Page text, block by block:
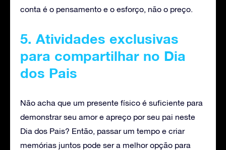
conta é o pensamento e o esforço, não o preço.
5. Atividades exclusivas
para compartilhar no Dia
dos Pais
Não acha que um presente físico é suficiente para
demonstrar seu amor e apreço por seu pai neste
Dia dos Pais? Então, passar um tempo e criar
memórias juntos pode ser a melhor opção para